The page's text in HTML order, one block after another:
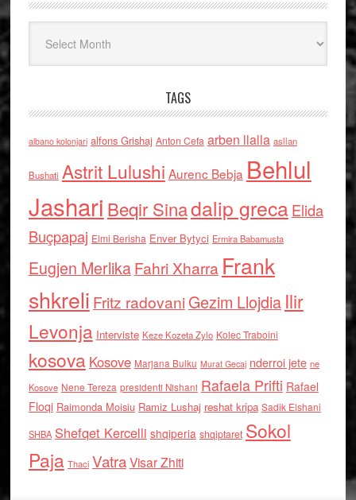
TAGS
albano kolonjari alfons Grishaj Anton Cefa arben llalla asllan
Bushati Astrit Lulushi Aurenc Bebja Behlul
Jashari Beqir Sinadalip grecaElida
Buçpapaj Elmi Berisha Enver Bytyci Ermira Babamusta
Eugjen MerlikaFahri Xharra Frank
shkreli Fritz radovaniGezim Llojdia Ilir
Levonja Interviste Keze Kozeta Zylo Kolec Traboini
kosova Kosove Marjana Bulku Murat Gecaj nderroi jete ne
Kosove Nene Tereza presidenti Nishani Rafaela Prifti Rafael
Floqi Raimonda Moisiu Ramiz Lushaj reshat kripa Sadik Elshani
SHBA Shefqet Kercelli shqiperia shqiptaret Sokol
Paja Thaci VatraVisar Zhiti